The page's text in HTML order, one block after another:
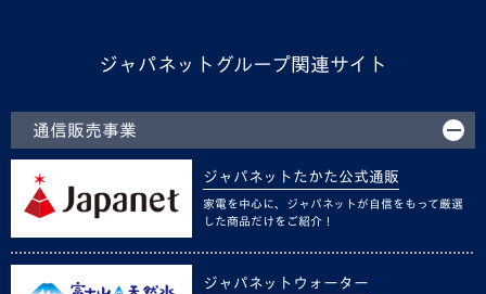
ジャパネットグループ関連サイト
通信販売事業
ジャパネットたかた公式通販
家電を中心に、ジャパネットが自信をもって厳選
した商品だけをご紹介！
ジャパネットウォーター